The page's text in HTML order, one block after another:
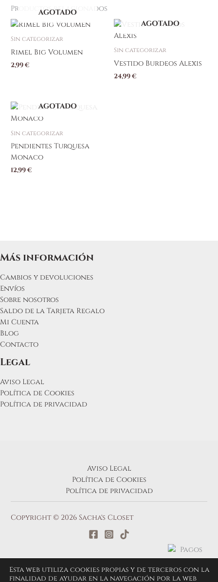
Productos relacionados
AGOTADO
Sin categorizar
Rimel Big Volumen
2,99€
AGOTADO
Sin categorizar
Vestido Burdeos Alexis
24,99€
AGOTADO
Sin categorizar
Pendientes Turquesa
Monaco
12,99€
Más información
Cambios y devoluciones
Envíos
Sobre nosotros
Saldo de la Tarjeta Regalo
Mi Cuenta
Blog
Contacto
Legal
Aviso Legal
Política de Cookies
Política de privacidad
Aviso Legal
Política de Cookies
Política de privacidad
Copyright © 2026 Sacha's Closet
Esta web utiliza cookies propias y de terceros con la
finalidad de ayudar en la navegación por la web